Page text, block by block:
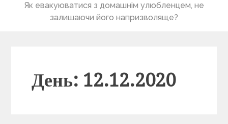
Як евакуюватися з домашнім улюбленцем, не
залишаючи його напризволяще?
День: 12.12.2020